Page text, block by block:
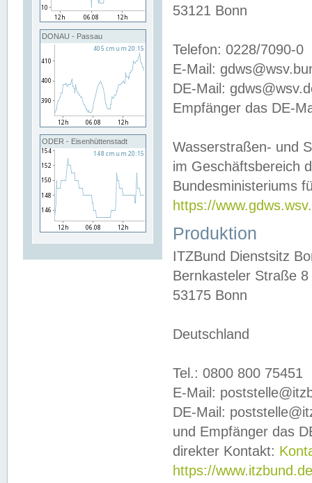
DONAU - Passau
ODER - Eisenhüttenstadt
53121 Bonn
Telefon: 0228/7090-0
E-Mail:
DE-Mail:
Empfänger das DE-
Wasserstraßen- und
im Geschäftsbereich
Bundesministeriums
https://
Produktion
ITZBund Dienstsitz
Bernkasteler Straße 8
53175 Bonn
Deutschland
Tel.: 0800 800 75451
E-Mail:
DE-Mail:
und Empfänger das
direkter Kontakt:
https://